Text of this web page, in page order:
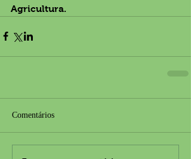
Agricultura.
Comentários